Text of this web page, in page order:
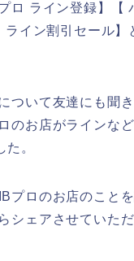
ロ ライン登録】【
イン割引セール
ついて友達にも聞
のお店がラインな
。
プロのお店のこと
シェアさせていた